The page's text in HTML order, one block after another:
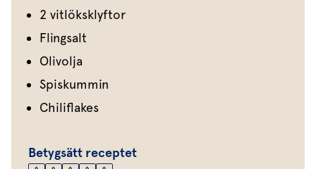
2 vitlöksklyftor
Flingsalt
Olivolja
Spiskummin
Chiliflakes
Betygsätt receptet